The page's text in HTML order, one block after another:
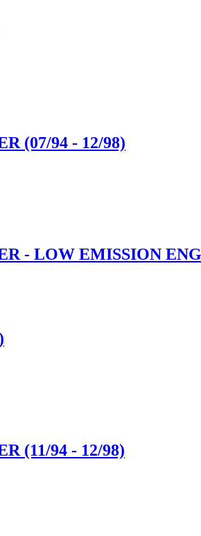
(07/94 - 12/98)
- LOW EMISSION
(11/94 - 12/98)